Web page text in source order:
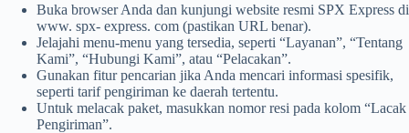
Buka browser Anda dan kunjungi website resmi SPX Express di
www. spx- express. com (pastikan URL benar).
Jelajahi menu-menu yang tersedia, seperti “Layanan”, “Tentang
Kami”, “Hubungi Kami”, atau “Pelacakan”.
Gunakan fitur pencarian jika Anda mencari informasi spesifik,
seperti tarif pengiriman ke daerah tertentu.
Untuk melacak paket, masukkan nomor resi pada kolom “Lacak
Pengiriman”.